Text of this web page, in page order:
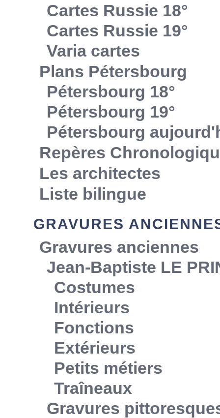
Cartes Russie 18°
Cartes Russie 19°
Varia cartes
Plans Pétersbourg
Pétersbourg 18°
Pétersbourg 19°
Pétersbourg
Repères
Les architectes
Liste bilingue
GRAVURES
Gravures anciennes
Jean-Baptiste LE
Costumes
Intérieurs
Fonctions
Extérieurs
Petits métiers
Traîneaux
Gravures